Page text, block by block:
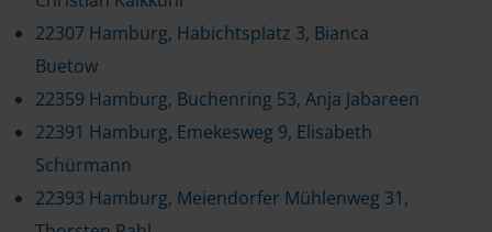
22307 Hamburg, Habichtsplatz 3, Bianca
Buetow
22359 Hamburg, Buchenring 53, Anja Jabareen
22391 Hamburg, Emekesweg 9, Elisabeth
Schürmann
22393 Hamburg, Meiendorfer Mühlenweg 31,